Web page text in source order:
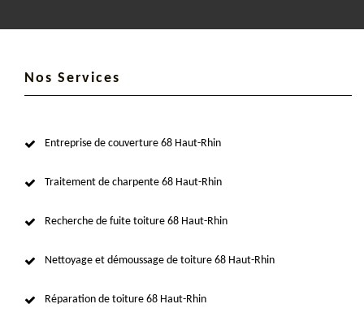
Nos Services
Entreprise de couverture 68 Haut-Rhin
Traitement de charpente 68 Haut-Rhin
Recherche de fuite toiture 68 Haut-Rhin
Nettoyage et démoussage de toiture 68 Haut-Rhin
Réparation de toiture 68 Haut-Rhin